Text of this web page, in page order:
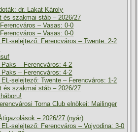
dr. Lakat Károly
és szakmai stáb – 2026/27
– Vasas: 0-0
– Vasas: 0-0
selejtező: Ferencváros – Twente: 2-2
– Ferencváros: 4-2
– Ferencváros: 4-2
selejtező: Twente – Ferencváros: 1-2
és szakmai stáb – 2026/27
Torna Club elnökei: Mailinger
– 2026/27 (nyár)
selejtező: Ferencváros – Vojvodina: 3-0